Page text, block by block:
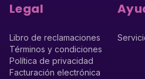
Legal
Libro de reclamaciones
Términos y condiciones
Política de privacidad
Facturación electrónica